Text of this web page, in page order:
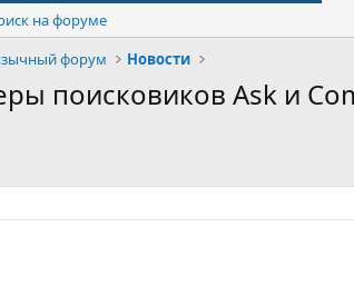
на форуме
форум Новости
поисковиков Ask и